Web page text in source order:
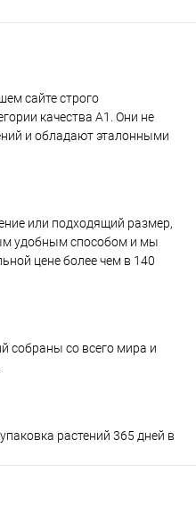
сайте строго
качества А1. Они не
и обладают эталонными
или подходящий размер,
удобным способом и мы
цене более чем в 140
собраны со всего мира и
растений 365 дней в